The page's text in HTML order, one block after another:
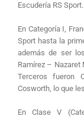
Escudería RS Sport.
En Categoría I,
Sport hasta la
además de ser
Ramírez – Nazaret
Terceros fueron
Cosworth, lo que
En Clase V